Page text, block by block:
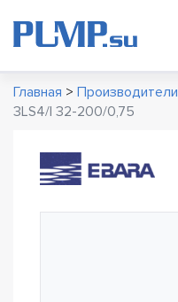
Главная > Производители
3LS4/I 32-200/0,75